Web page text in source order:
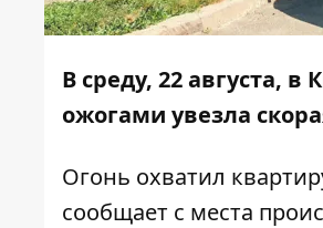
В среду, 22 августа,
ожогами увезла
Огонь охватил
сообщает с места